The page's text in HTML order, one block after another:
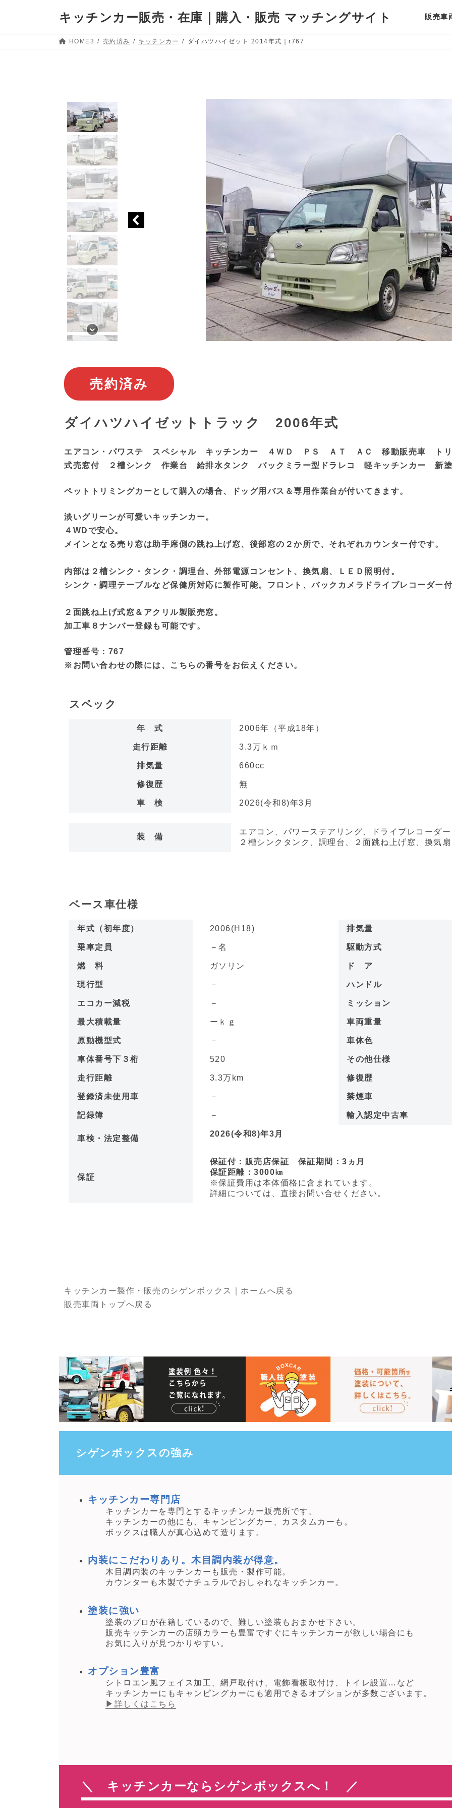
キッチンカー販売・在庫｜購入・販売 マッチングサイト 販売車
HOME3 売約済み キッチンカー ダイハツハイゼット 2014年式｜r767
売約済み
ダイハツハイゼットトラック 2006年式
エアコン・パワステ スペシャル キッチンカー ４ＷＤ ＰＳ ＡＴ ＡＣ 移動販売車 トリ
式売窓付 ２槽シンク 作業台 給排水タンク バックミラー型ドラレコ 軽キッチンカー 新
ペットトリミングカーとして購入の場合、ドッグ用バス＆専用作業台が付いてきます。
淡いグリーンが可愛いキッチンカー。
４WDで安心。
メインとなる売り窓は助手席側の跳ね上げ窓、後部窓の２か所で、それぞれカウンター付です。
内部は２槽シンク・タンク・調理台、外部電源コンセント、換気扇、ＬＥＤ照明付。
シンク・調理テーブルなど保健所対応に製作可能。フロント、バックカメラドライブレコーダー付
２面跳ね上げ式窓＆アクリル製販売窓。
加工車８ナンバー登録も可能です。
管理番号：767
※お問い合わせの際には、こちらの番号をお伝えください。
スペック
年 式 2006年（平成18年）
走行距離 3.3万ｋｍ
排気量 660cc
修復歴 無
車 検 2026(令和8)年3月
装 備
エアコン、パワーステアリング、ドライブレコーダー
２槽シンクタンク、調理台、２面跳ね上げ窓、換気
ベース車仕様
年式（初年度） 2006(H18) 排気量
乗車定員 －名 駆動方式
燃 料 ガソリン ド ア
現行型 － ハンドル
エコカー減税 － ミッション
最大積載量 ーｋｇ 車両重量
原動機型式 － 車体色
車体番号下３桁 520 その他仕様
走行距離 3.3万km 修復歴
登録済未使用車 － 禁煙車
記録簿 － 輸入認定中古車
車検・法定整備
2026(令和8)年3月
保証
保証付：販売店保証 保証期間：3ヵ月
保証距離：3000㎞
※保証費用は本体価格に含まれています。
詳細については、直接お問い合せください。
キッチンカー製作・販売のシゲンボックス｜ホームへ戻る
販売車両トップへ戻る
シゲンボックスの強み
キッチンカー専門店
キッチンカーを専門とするキッチンカー販売所です。
キッチンカーの他にも、キャンピングカー、カスタムカーも。
ボックスは職人が真心込めて造ります。
内装にこだわりあり。木目調内装が得意。
木目調内装のキッチンカーも販売・製作可能。
カウンターも木製でナチュラルでおしゃれなキッチンカー。
塗装に強い
塗装のプロが在籍しているので、難しい塗装もおまかせ下さい。
販売キッチンカーの店頭カラーも豊富ですぐにキッチンカーが欲しい場合にも
お気に入りが見つかりやすい。
オプション豊富
シトロエン風フェイス加工、網戸取付け、電飾看板取付け、トイレ設置…など
キッチンカーにもキャンピングカーにも適用できるオプションが多数ございます。
▶詳しくはこちら
＼ キッチンカーならシゲンボックスへ！ ／